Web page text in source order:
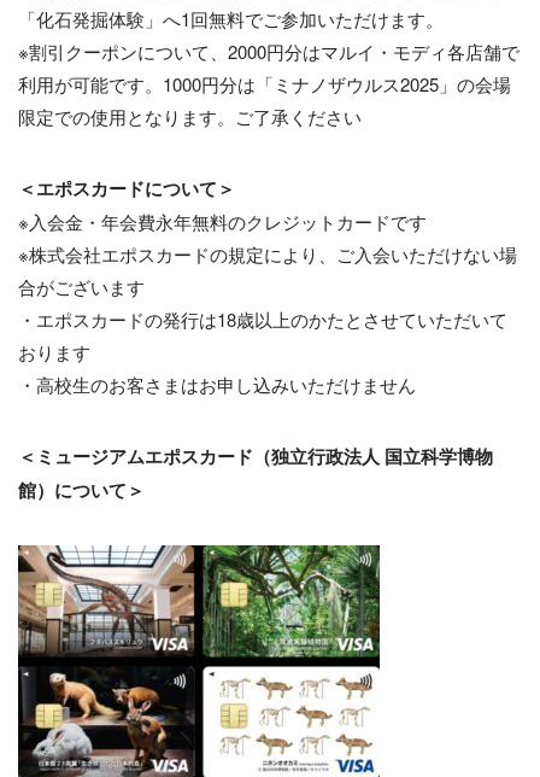
「化石発掘体験」へ1回無料でご参加いただけます。
※割引クーポンについて、2000円分はマルイ・モディ各店舗で
利用が可能です。1000円分は「ミナノザウルス2025」の会場
限定での使用となります。ご了承ください
＜エポスカードについて＞
※入会金・年会費永年無料のクレジットカードです
※株式会社エポスカードの規定により、ご入会いただけない場
合がございます
・エポスカードの発行は18歳以上のかたとさせていただいて
おります
・高校生のお客さまはお申し込みいただけません
＜ミュージアムエポスカード（独立行政法人 国立科学博物
館）について＞